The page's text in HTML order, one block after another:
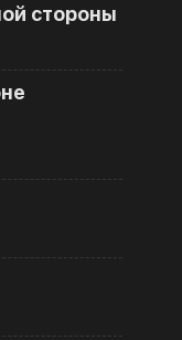
стороны